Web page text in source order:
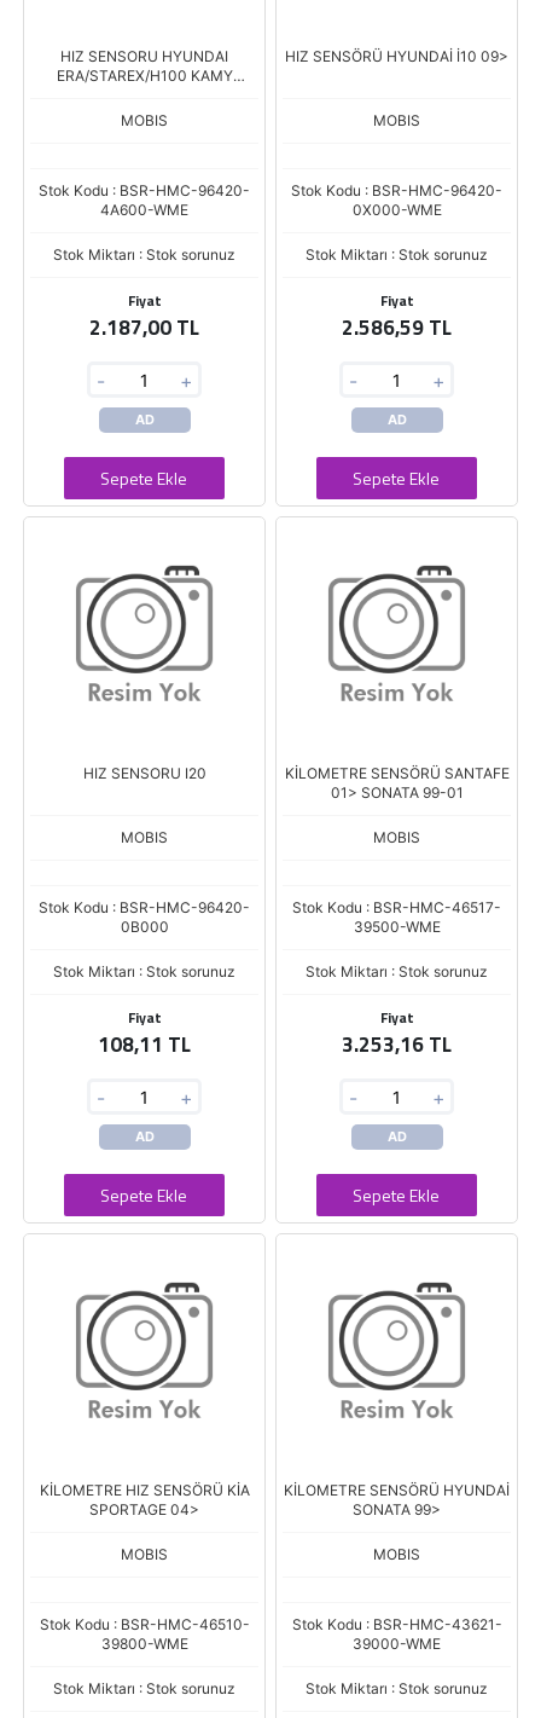
HIZ SENSORU HYUNDAI
ERA/STAREX/H100 KAMY
MOBIS
Stok Kodu : BSR-HMC-96420-
4A600-WME
Stok Miktarı : Stok sorunuz
Fiyat
2.187,00 TL
- +
AD
Sepete Ekle
HIZ SENSÖRÜ HYUNDAİ İ10 09>
MOBIS
Stok Kodu : BSR-HMC-96420-
0X000-WME
Stok Miktarı : Stok sorunuz
Fiyat
2.586,59 TL
- +
AD
Sepete Ekle
HIZ SENSORU I20
MOBIS
Stok Kodu : BSR-HMC-96420-
0B000
Stok Miktarı : Stok sorunuz
Fiyat
108,11 TL
- +
AD
Sepete Ekle
KİLOMETRE SENSÖRÜ SANTAFE
01> SONATA 99-01
MOBIS
Stok Kodu : BSR-HMC-46517-
39500-WME
Stok Miktarı : Stok sorunuz
Fiyat
3.253,16 TL
- +
AD
Sepete Ekle
KİLOMETRE HIZ SENSÖRÜ KİA
SPORTAGE 04>
MOBIS
Stok Kodu : BSR-HMC-46510-
39800-WME
Stok Miktarı : Stok sorunuz
KİLOMETRE SENSÖRÜ HYUNDAİ
SONATA 99>
MOBIS
Stok Kodu : BSR-HMC-43621-
39000-WME
Stok Miktarı : Stok sorunuz